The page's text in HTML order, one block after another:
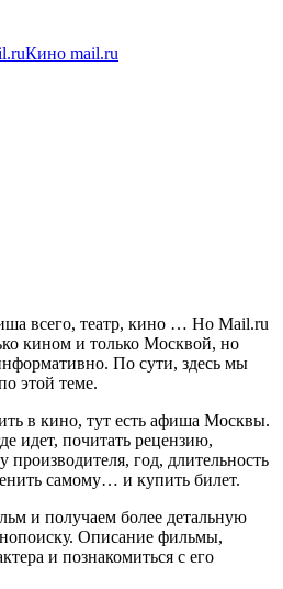
всего, театр, кино … Но Mail.ru
кином и только Москвой, но
По сути, здесь мы
этой теме.
в кино, тут есть афиша Москвы.
идет, почитать рецензию,
производителя, год, длительность
самому… и купить билет.
и получаем более детальную
Описание фильмы,
и познакомиться с его